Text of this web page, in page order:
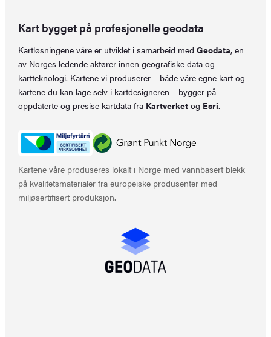
Kart bygget på profesjonelle geodata
Kartløsningene våre er utviklet i samarbeid medGeodata, en
av Norges ledende aktører innen geografiske data og
kartteknologi. Kartene vi produserer – både våre egne kart og
kartene du kan lage selv i kartdesigneren – bygger på
oppdaterte og presise kartdata fra Kartverket og Esri.
Kartene våre produseres lokalt i Norge med vannbasert blekk
på kvalitetsmaterialer fra europeiske produsenter med
miljøsertifisert produksjon.